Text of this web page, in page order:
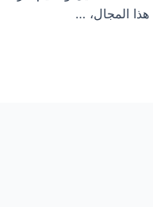
المجال، …